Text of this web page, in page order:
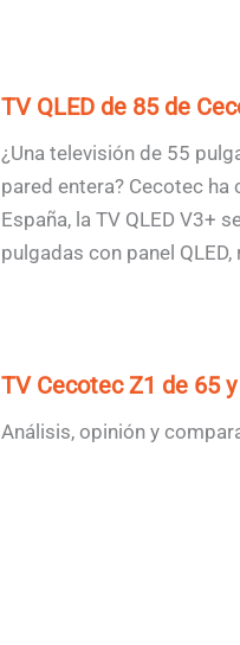
TV QLED de 85 de
¿Una televisión de 55
pared entera? Cecotec ha
España, la TV QLED V3+
pulgadas con panel
TV Cecotec Z1 de 65
Análisis, opinión y